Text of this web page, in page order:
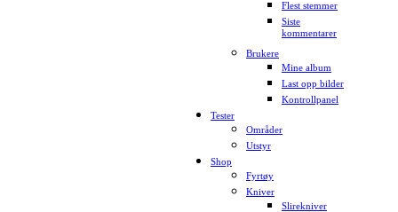
Flest stemmer
Siste
kommentarer
Brukere
Mine album
Last opp bilder
Kontrollpanel
Tester
Områder
Utstyr
Shop
Fyrtøy
Kniver
Slirekniver